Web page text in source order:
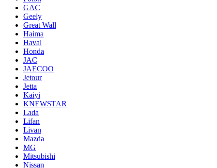
GAC
Geely
Great Wall
Haima
Haval
Honda
JAC
JAECOO
Jetour
Jetta
Kaiyi
KNEWSTAR
Lada
Lifan
Livan
Mazda
MG
Mitsubishi
Nissan